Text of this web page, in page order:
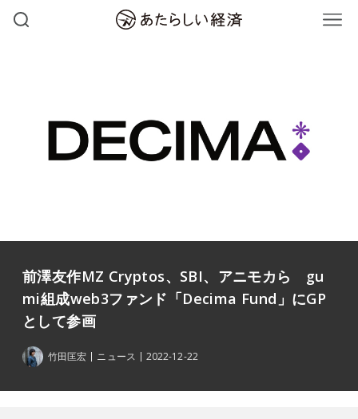
前澤友作MZ Cryptos、SBI、アニモカら gu
mi組成web3ファンド「Decima Fund」にGP
として参画
竹田匡宏 ニュース 2022-12-22